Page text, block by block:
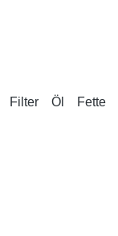
Filter Öl Fette